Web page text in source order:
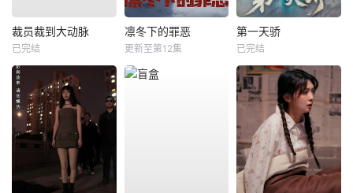
裁员裁到大动脉
已完结
凛冬下的罪恶
更新至第12集
第一天骄
已完结